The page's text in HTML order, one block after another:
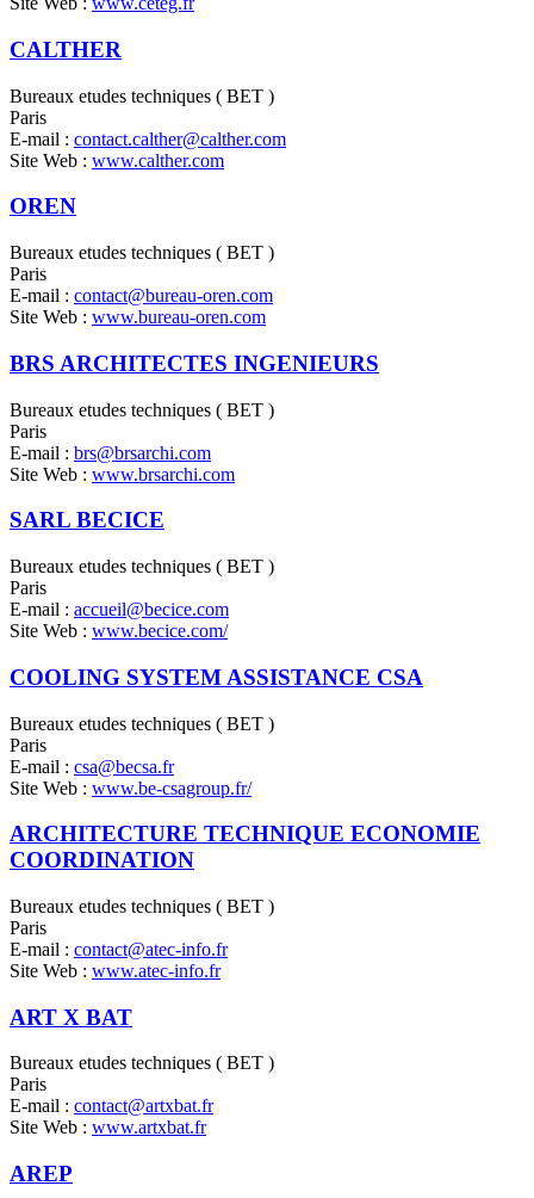
CALTHER
Bureaux etudes techniques ( BET )
Paris
E-mail : contact.calther@calther.com
Site Web : www.calther.com
OREN
Bureaux etudes techniques ( BET )
Paris
E-mail : contact@bureau-oren.com
Site Web : www.bureau-oren.com
BRS ARCHITECTES INGENIEURS
Bureaux etudes techniques ( BET )
Paris
E-mail : brs@brsarchi.com
Site Web : www.brsarchi.com
SARL BECICE
Bureaux etudes techniques ( BET )
Paris
E-mail : accueil@becice.com
Site Web : www.becice.com/
COOLING SYSTEM ASSISTANCE CSA
Bureaux etudes techniques ( BET )
Paris
E-mail : csa@becsa.fr
Site Web : www.be-csagroup.fr/
ARCHITECTURE TECHNIQUE ECONOMIE
COORDINATION
Bureaux etudes techniques ( BET )
Paris
E-mail : contact@atec-info.fr
Site Web : www.atec-info.fr
ART X BAT
Bureaux etudes techniques ( BET )
Paris
E-mail : contact@artxbat.fr
Site Web : www.artxbat.fr
AREP